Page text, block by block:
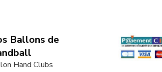
Ballons de
Hand Clubs